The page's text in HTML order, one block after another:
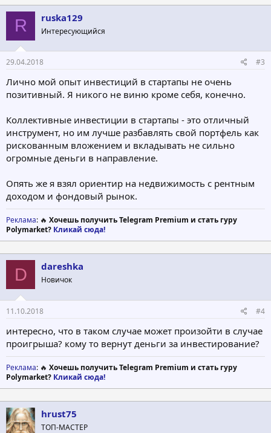
R ruska129
Интересующийся
29.04.2018 #3
Лично мой опыт инвестиций в стартапы не очень
позитивный. Я никого не виню кроме себя, конечно.
Коллективные инвестиции в стартапы - это отличный
инструмент, но им лучше разбавлять свой портфель как
рискованным вложением и вкладывать не сильно
огромные деньги в направление.
Опять же я взял ориентир на недвижимость с рентным
доходом и фондовый рынок.
Реклама: 🔥 Хочешь получить Telegram Premium и стать гуру
Polymarket? Кликай сюда!
D dareshka
Новичок
11.10.2018 #4
интересно, что в таком случае может произойти в случае
проигрыша? кому то вернут деньги за инвестирование?
Реклама: 🔥 Хочешь получить Telegram Premium и стать гуру
Polymarket? Кликай сюда!
hrust75
ТОП-МАСТЕР